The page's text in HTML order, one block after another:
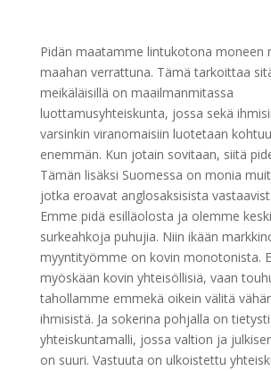
Pidän maatamme lintukotona moneen
maahan verrattuna. Tämä tarkoittaa
meikäläisillä on maailmanmitassa
luottamusyhteiskunta, jossa sekä
varsinkin viranomaisiin luotetaan
enemmän. Kun jotain sovitaan, siitä
Tämän lisäksi Suomessa on monia
jotka eroavat anglosaksisista
Emme pidä esilläolosta ja olemme
surkeahkoja puhujia. Niin ikään
myyntityömme on kovin monotonista.
myöskään kovin yhteisöllisiä, vaan
tahollamme emmekä oikein välitä
ihmisistä. Ja sokerina pohjalla on
yhteiskuntamalli, jossa valtion ja
on suuri. Vastuuta on ulkoistettu